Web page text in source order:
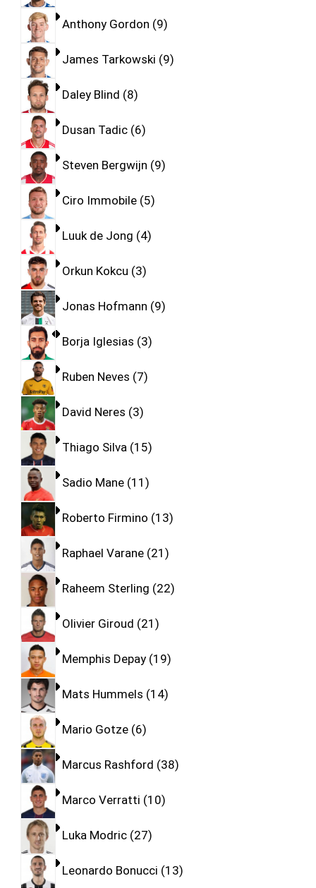
Anthony Gordon 9
James Tarkowski 9
Daley Blind 8
Dusan Tadic 6
Steven Bergwijn 9
Ciro Immobile 5
Luuk de Jong 4
Orkun Kokcu 3
Jonas Hofmann 9
Borja Iglesias 3
Ruben Neves 7
David Neres 3
Thiago Silva 15
Sadio Mane 11
Roberto Firmino 13
Raphael Varane 21
Raheem Sterling 22
Olivier Giroud 21
Memphis Depay 19
Mats Hummels 14
Mario Gotze 6
Marcus Rashford 38
Marco Verratti 10
Luka Modric 27
Leonardo Bonucci 13